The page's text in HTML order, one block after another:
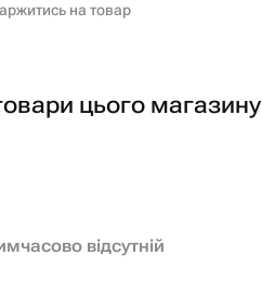
на товар
цього магазину
відсутній